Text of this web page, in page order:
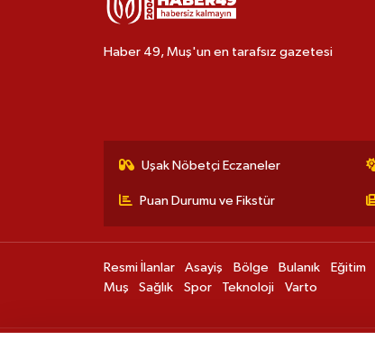
Haber 49, Muş'un en tarafsız gazetesi
Uşak Nöbetçi Eczaneler
Puan Durumu ve Fikstür
Resmi İlanlar Asayiş Bölge Bulanık Eğitim
Muş
Sağlık Spor Teknoloji Varto